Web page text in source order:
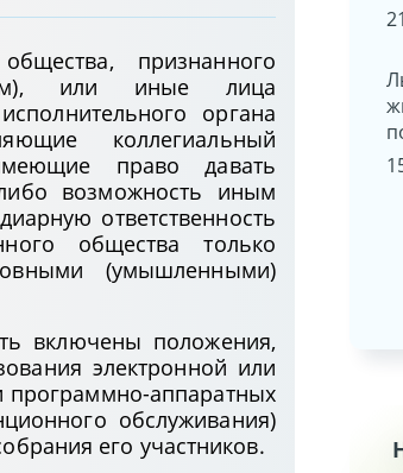
признанного
или иные лица
органа
коллегиальный
право давать
возможность иным
ответственность
общества только
(умышленными)
включены положения,
электронной или
программно-аппаратных
обслуживания)
его участников.
Возмещение расходов при
направлении в командировку и
размеры суточных
10.04.2026
Новации по вопросам целевой
подготовки специалистов
31.03.2026